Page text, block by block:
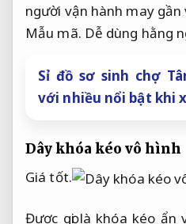
người vận hành may gần
Mẫu mã. Dễ dùng hằng
Sỉ đồ sơ sinh chợ
với nhiều nổi bật khi
Dây khóa kéo vô hình
Giá tốt.
Được gọi là khóa kéo